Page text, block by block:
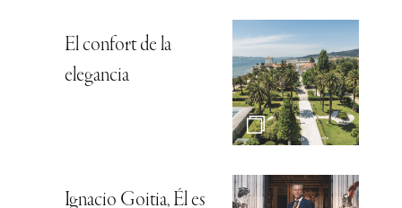
El confort de la
elegancia
Ignacio Goitia, Él es